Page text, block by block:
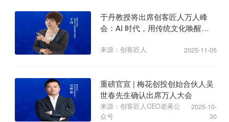
于丹教授将出席创客匠人万人峰
会：AI 时代，用传统文化唤醒商
来源：创客匠人 2025-11-05
重磅官宣 | 梅花创投创始合伙人吴
世春先生确认出席万人大会
来源：创客匠人CEO老蒋公
众号
2025-10-
30